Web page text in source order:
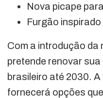
Nova picape
Furgão inspirado
Com a introdução da
pretende renovar
brasileiro até 2030.
fornecerá opções